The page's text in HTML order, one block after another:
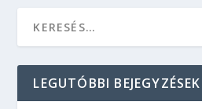
LEGUTÓBBI BEJEGYZÉSEK